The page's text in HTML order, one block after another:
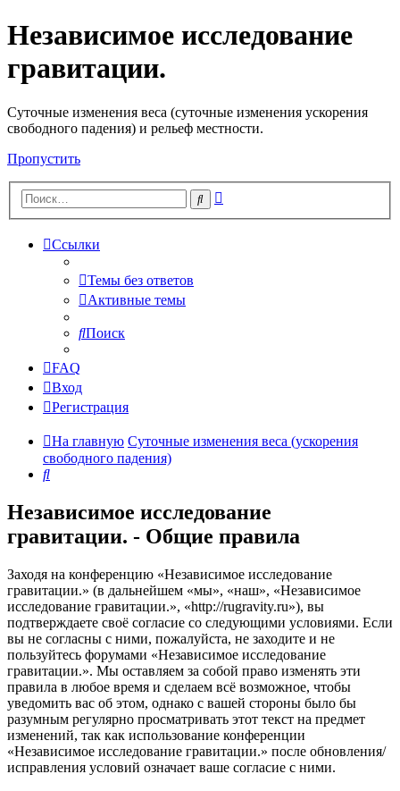
Независимое исследование
гравитации.
Cуточные изменения веса (суточные изменения ускорения
свободного падения) и рельеф местности.
Пропустить
Поиск
Ссылки
Темы без ответов
Активные темы
Поиск
FAQ
Вход
Регистрация
На главную Суточные изменения веса (ускорения
свободного падения)
Поиск
Независимое исследование
гравитации. - Общие правила
Заходя на конференцию «Независимое исследование
гравитации.» (в дальнейшем «мы», «наш», «Независимое
исследование гравитации.», «http://rugravity.ru»), вы
подтверждаете своё согласие со следующими условиями. Если
вы не согласны с ними, пожалуйста, не заходите и не
пользуйтесь форумами «Независимое исследование
гравитации.». Мы оставляем за собой право изменять эти
правила в любое время и сделаем всё возможное, чтобы
уведомить вас об этом, однако с вашей стороны было бы
разумным регулярно просматривать этот текст на предмет
изменений, так как использование конференции
«Независимое исследование гравитации.» после обновления/
исправления условий означает ваше согласие с ними.